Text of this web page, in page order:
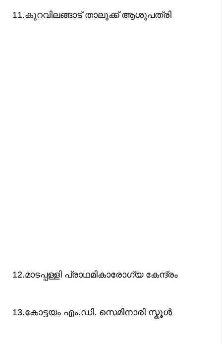
11.കുറവിലങ്ങാട് താലൂക്ക് ആശുപത്രി
12.മാടപ്പള്ളി പ്രാഥമികാരോഗ്യ കേന്ദ്രം
13.കോട്ടയം എം.ഡി. സെമിനാരി സ്കൂള്‍